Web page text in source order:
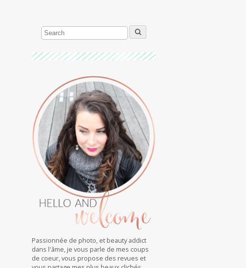
Passionnée de photo, et beauty addict
dans l'âme, je vous parle de mes coups
de coeur, vous propose des revues et